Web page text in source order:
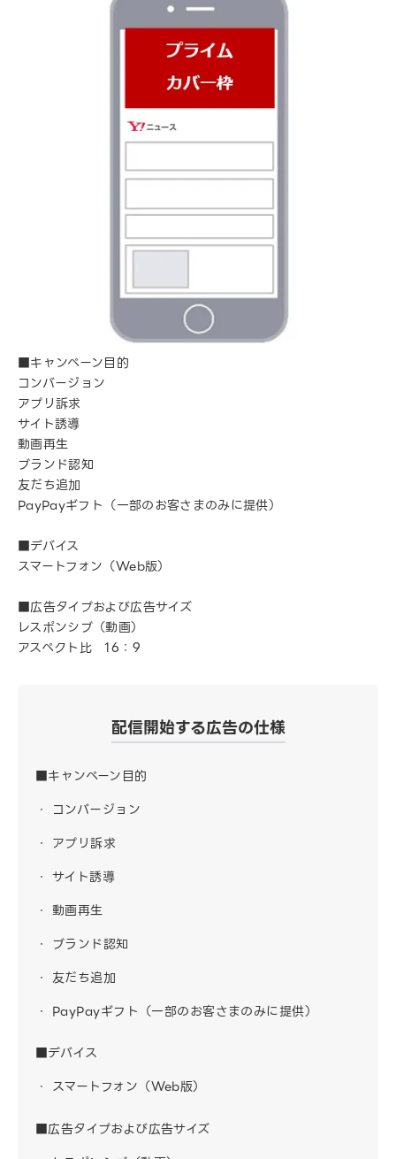
■キャンペーン目的
コンバージョン
アプリ訴求
サイト誘導
動画再生
ブランド認知
友だち追加
PayPayギフト（一部のお客さまのみに提供）
■デバイス
スマートフォン（Web版）
■広告タイプおよび広告サイズ
レスポンシブ（動画）
アスペクト比 16：9
配信開始する広告の仕様
■キャンペーン目的
コンバージョン
アプリ訴求
サイト誘導
動画再生
ブランド認知
友だち追加
PayPayギフト（一部のお客さまのみに提供）
■デバイス
スマートフォン（Web版）
■広告タイプおよび広告サイズ